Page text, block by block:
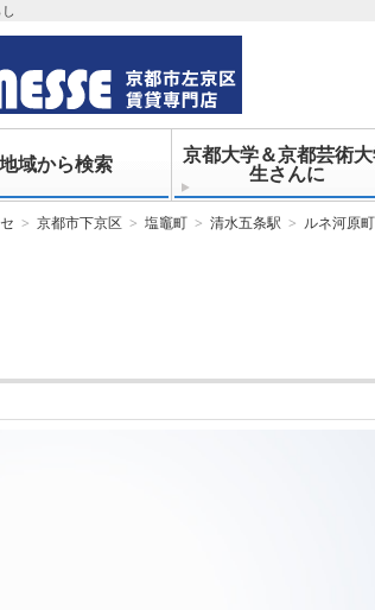
地域から検索 京都大学＆京都芸術
生さんに
京都市下京区 塩竈町 清水五条駅 ルネ河原